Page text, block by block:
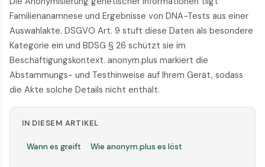
Familienanamnese und Ergebnisse von DNA-Tests aus einer
Auswahlakte. DSGVO Art. 9 stuft diese Daten als besondere
Kategorie ein und BDSG § 26 schützt sie im
Beschäftigungskontext. anonym.plus markiert die
Abstammungs- und Testhinweise auf Ihrem Gerät, sodass
die Akte solche Details nicht enthält.
IN DIESEM ARTIKEL
Wann es greift Wie anonym.plus es löst